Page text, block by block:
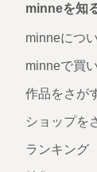
minneを知
minneにつ
minneで買
作品をさが
ショップを
ランキング